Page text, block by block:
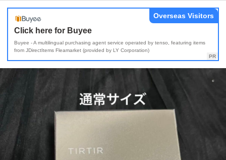
Click here for Buyee
Buyee - A multilingual purchasing agent service operated by tenso, featuring items
from JDirectItems Fleamarket (provided by LY Corporation)
Overseas Visitors